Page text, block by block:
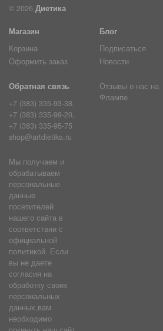
© 2026 Диетика
Магазин
Корзина
Оформить заказ
Блог
Подписаться
Новости
Обратная связь
+7 (383) 335-93-38,
+7 (383) 335-99-20,
+7 (383) 335-95-75
shop@artdietika.ru
Отзывы о нас на
Флампе
Мы получаем и
обрабатываем
персональные
данные
посетителей
нашего сайта в
соответствии с
официальной
политикой. Если
вы не даете
согласия на
обработку своих
персональных
данных,вам
необходимо